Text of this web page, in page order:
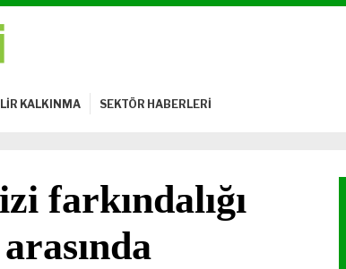
KALKINMA SEKTÖR HABERLERİ
farkındalığı